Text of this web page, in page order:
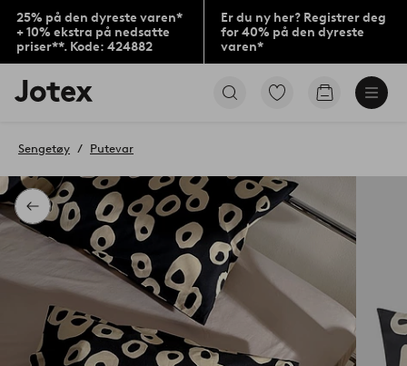
25% på den dyreste varen*
+ 10% ekstra på nedsatte
priser**. Kode: 424882
Er du ny her? Registrer deg
for 40% på den dyreste
varen*
Jotex’
logo
til
Gå
Gå
Tilbake
Sengetøy Putevar